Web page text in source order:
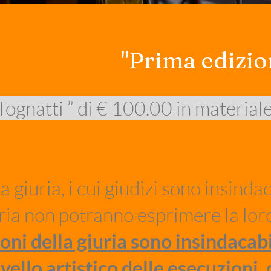
"Prima
” di € 100.00 in
giuria, i cui giudizi sono
non potranno esprimere la
della giuria sono